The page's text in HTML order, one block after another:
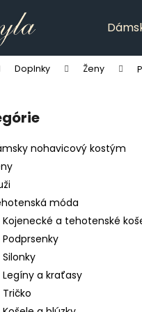
Doplnky Ženy
nohavicový kostým
móda
Kojenecké a tehotenské
Podprsenky
Silonky
Legíny a kraťasy
Tričko